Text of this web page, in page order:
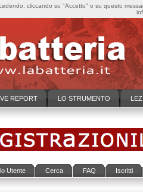
REPORT LO STRUMENTO
Utente Cerca FAQ Iscritti
cliccando su "Accetto" o su questo